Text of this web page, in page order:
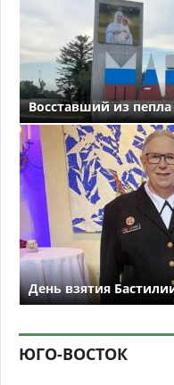
Восставший из пепла
День взятия
ЮГО-ВОСТОК